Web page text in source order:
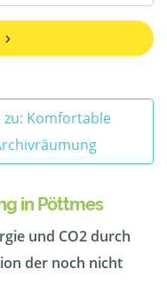
Komfortable
in Pöttmes
und CO2 durch
der noch nicht